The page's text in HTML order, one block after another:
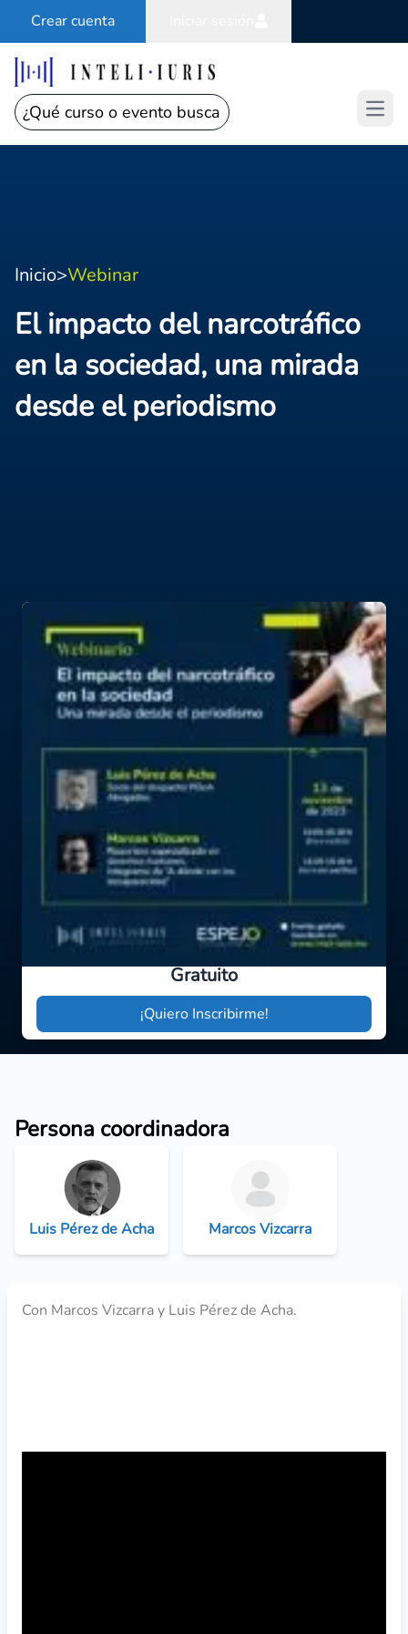
Crear cuenta
Inicio>Webinar
El impacto del narcotráfico
en la sociedad, una mirada
desde el periodismo
Gratuito
¡Quiero Inscribirme!
Persona coordinadora
Luis Pérez de Acha Marcos Vizcarra
Con Marcos Vizcarra y Luis Pérez de Acha.